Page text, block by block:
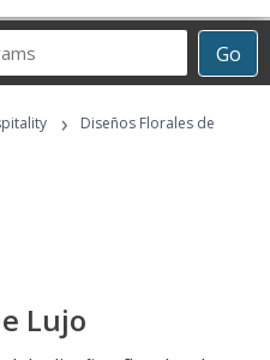
Go
›
Diseños Florales de
Lujo